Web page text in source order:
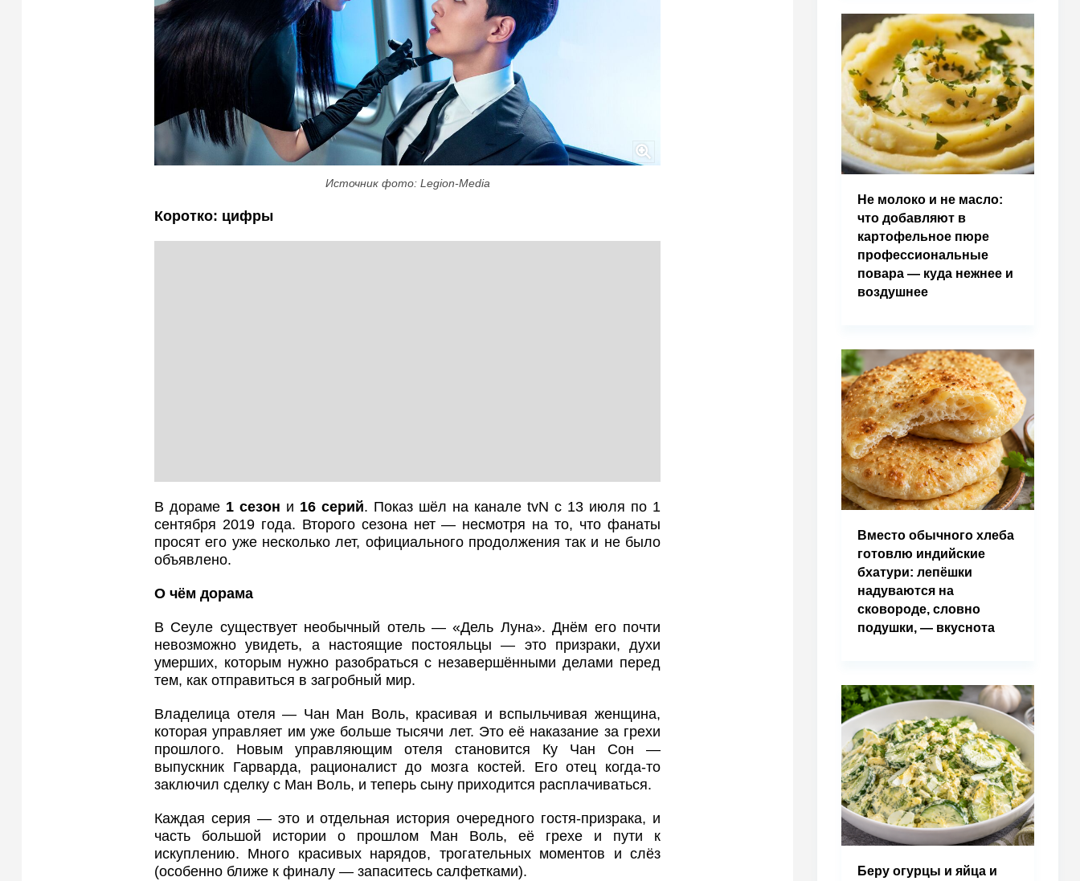
Источник фото: Legion-Media
Коротко: цифры
В дораме 1 сезон и 16 серий. Показ шёл на канале tvN с 13 июля по 1
сентября 2019 года. Второго сезона нет — несмотря на то, что фанаты
просят его уже несколько лет, официального продолжения так и не было
объявлено.
О чём дорама
В Сеуле существует необычный отель — «Дель Луна». Днём его почти
невозможно увидеть, а настоящие постояльцы — это призраки, духи
умерших, которым нужно разобраться с незавершёнными делами перед
тем, как отправиться в загробный мир.
Владелица отеля — Чан Ман Воль, красивая и вспыльчивая женщина,
которая управляет им уже больше тысячи лет. Это её наказание за грехи
прошлого. Новым управляющим отеля становится Ку Чан Сон —
выпускник Гарварда, рационалист до мозга костей. Его отец когда-то
заключил сделку с Ман Воль, и теперь сыну приходится расплачиваться.
Каждая серия — это и отдельная история очередного гостя-призрака, и
часть большой истории о прошлом Ман Воль, её грехе и пути к
искуплению. Много красивых нарядов, трогательных моментов и слёз
(особенно ближе к финалу — запаситесь салфетками).
Не молоко и не масло:
что добавляют в
картофельное пюре
профессиональные
повара — куда нежнее и
воздушнее
Вместо обычного хлеба
готовлю индийские
бхатури: лепёшки
надуваются на
сковороде, словно
подушки, — вкуснота
Беру огурцы и яйца и